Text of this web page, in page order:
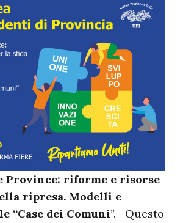
Province: riforme e risorse
ripresa. Modelli e
“Case dei Comuni”. Questo